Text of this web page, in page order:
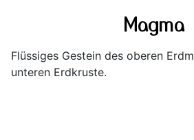
Magma
Flüssiges Gestein des oberen
unteren Erdkruste.